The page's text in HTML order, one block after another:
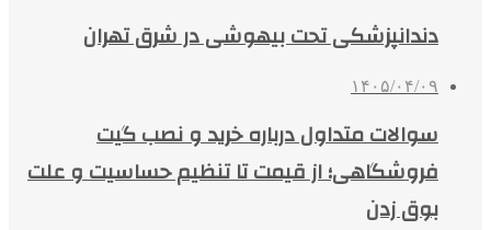
دندانپزشکی تحت بیهوشی در شرق تهران
۱۴۰۵/۰۴/۰۹
سوالات متداول درباره خرید و نصب گیت
فروشگاهی؛ از قیمت تا تنظیم حساسیت و علت
بوق زدن